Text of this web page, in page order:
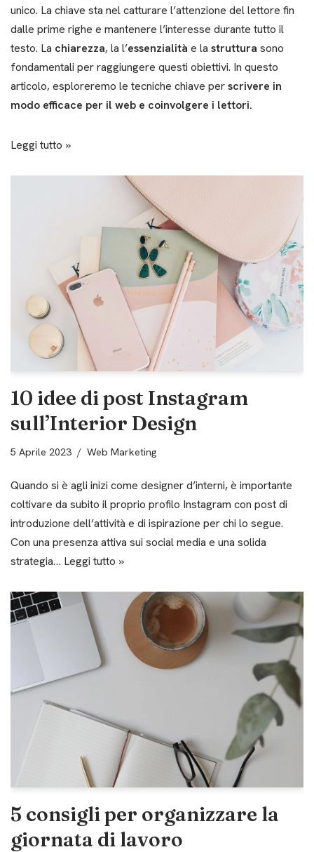
unico. La chiave sta nel catturare l’attenzione del lettore fin
dalle prime righe e mantenere l’interesse durante tutto il
testo. La chiarezza, la l’essenzialità e la struttura sono
fondamentali per raggiungere questi obiettivi. In questo
articolo, esploreremo le tecniche chiave perscrivere in
modo efficace per il web e coinvolgere i lettori.
Leggi tutto »
10 idee di post Instagram
sull’Interior Design
5 Aprile 2023 Web Marketing
Quando si è agli inizi come designer d’interni, è importante
coltivare da subito il proprio profilo Instagram con post di
introduzione dell’attività e di ispirazione per chi lo segue.
Con una presenza attiva sui social media e una solida
strategia… Leggi tutto »
5 consigli per organizzare la
giornata di lavoro